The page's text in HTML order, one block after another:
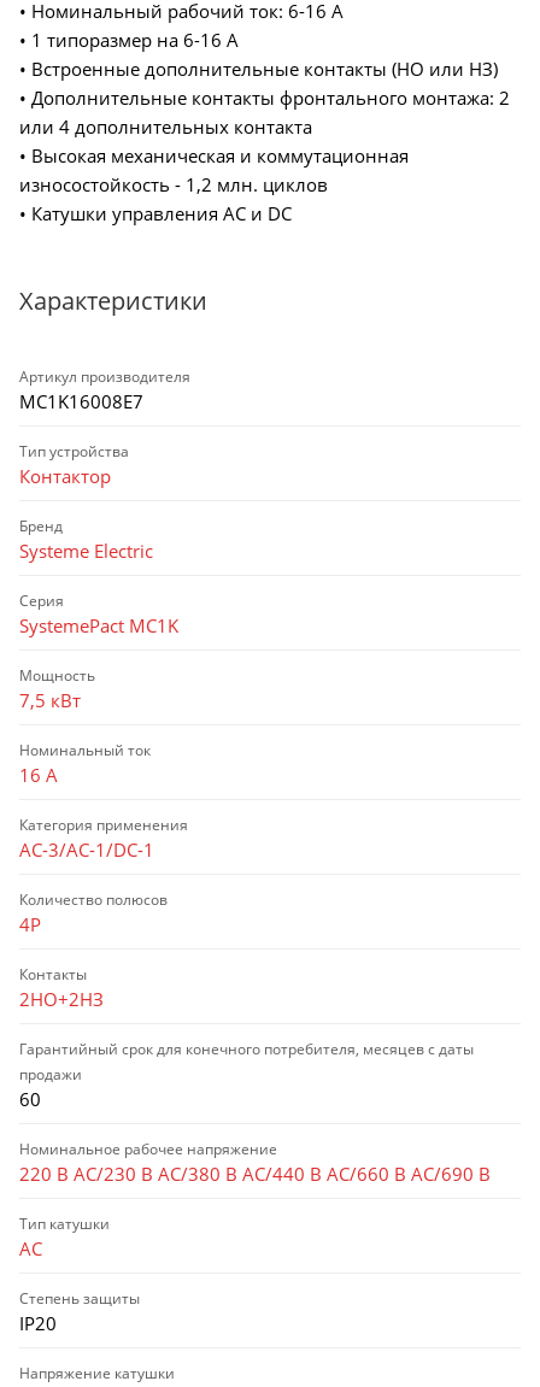
• Номинальный рабочий ток: 6-16 А
• 1 типоразмер на 6-16 А
• Встроенные дополнительные контакты (НО или НЗ)
• Дополнительные контакты фронтального монтажа: 2
или 4 дополнительных контакта
• Высокая механическая и коммутационная
износостойкость - 1,2 млн. циклов
• Катушки управления AC и DC
Характеристики
Артикул производителя
MC1K16008E7
Тип устройства
Контактор
Бренд
Systeme Electric
Серия
SystemePact MC1K
Мощность
7,5 кВт
Номинальный ток
16 А
Категория применения
AC-3/AC-1/DC-1
Количество полюсов
4P
Контакты
2НО+2НЗ
Гарантийный срок для конечного потребителя, месяцев с даты
продажи
60
Номинальное рабочее напряжение
220 В AC/230 В AC/380 В AC/440 В AC/660 В AC/690 В
Тип катушки
AC
Степень защиты
IP20
Напряжение катушки